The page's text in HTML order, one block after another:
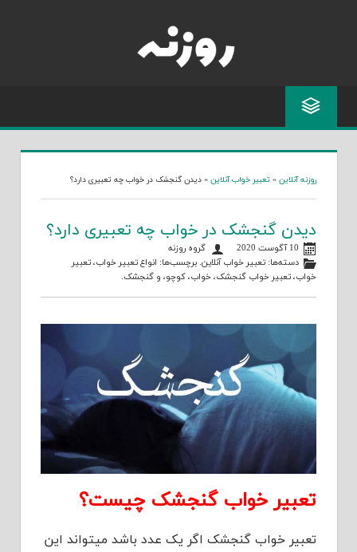
روزنه آنلاین » تعبیر خواب آنلاین » دیدن گنجشک در خواب چه تعبیری دارد؟
دیدن گنجشک در خواب چه تعبیری دارد؟
10 آگوست 2020
گروه روزنه
دسته‌ها:تعبیر خواب آنلاین. برچسب‌ها: انواع تعبیر خواب،تعبیر
خواب، تعبیر خواب گنجشک، خواب، کوچو، و گنجشک.
تعبیر خواب گنجشک چیست؟
تعبیر خواب گنجشک اگر یک عدد باشد میتواند این